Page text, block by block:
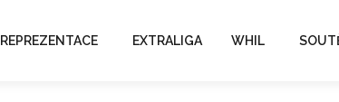
REPREZENTACE EXTRALIGA WHIL